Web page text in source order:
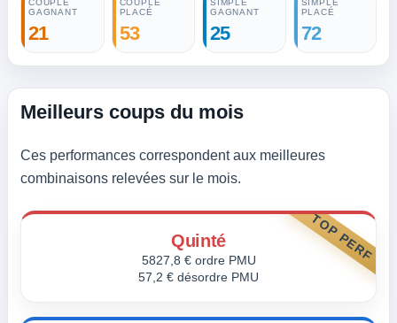
COUPLÉ
GAGNANT
21
COUPLÉ
PLACÉ
53
SIMPLE
GAGNANT
25
SIMPLE
PLACÉ
72
Meilleurs coups du mois
Ces performances correspondent aux meilleures
combinaisons relevées sur le mois.
TOP PERF
Quinté
5827,8 € ordre PMU
57,2 € désordre PMU